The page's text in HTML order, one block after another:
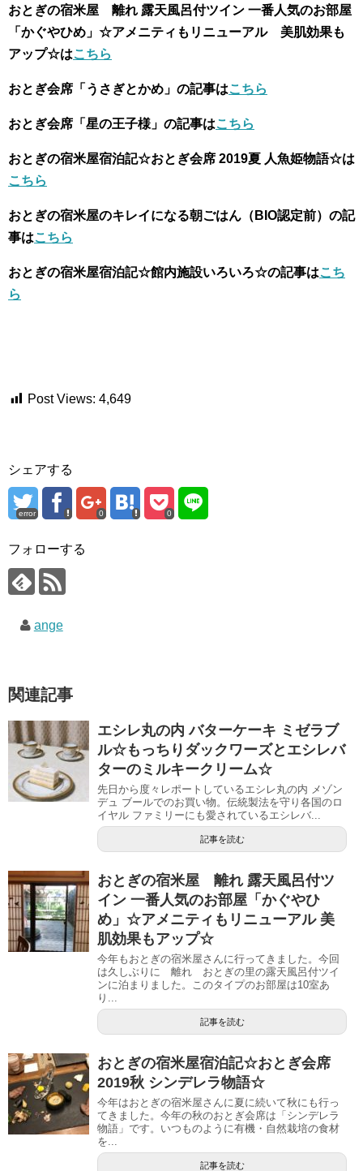
おとぎの宿米屋 離れ 露天風呂付ツイン 一番人気のお部屋
「かぐやひめ」☆アメニティもリニューアル 美肌効果も
アップ☆はこちら
おとぎ会席「うさぎとかめ」の記事はこちら
おとぎ会席「星の王子様」の記事はこちら
おとぎの宿米屋宿泊記☆おとぎ会席 2019夏 人魚姫物語☆は
こちら
おとぎの宿米屋のキレイになる朝ごはん（BIO認定前）の記
事はこちら
おとぎの宿米屋宿泊記☆館内施設いろいろ☆の記事はこち
ら
Post Views: 4,649
シェアする
error 0 0
フォローする
ange
関連記事
エシレ丸の内 バターケーキ ミゼラブ
ル☆もっちりダックワーズとエシレバ
ターのミルキークリーム☆
先日から度々レポートしているエシレ丸の内 メゾン
デュ ブールでのお買い物。伝統製法を守り各国のロ
イヤル ファミリーにも愛されているエシレバ...
記事を読む
おとぎの宿米屋 離れ 露天風呂付ツ
イン 一番人気のお部屋「かぐやひ
め」☆アメニティもリニューアル 美
肌効果もアップ☆
今年もおとぎの宿米屋さんに行ってきました。今回
は久しぶりに 離れ おとぎの里の露天風呂付ツイ
ンに泊まりました。このタイプのお部屋は10室あ
り...
記事を読む
おとぎの宿米屋宿泊記☆おとぎ会席
2019秋 シンデレラ物語☆
今年はおとぎの宿米屋さんに夏に続いて秋にも行っ
てきました。今年の秋のおとぎ会席は「シンデレラ
物語」です。いつものように有機・自然栽培の食材
を...
記事を読む